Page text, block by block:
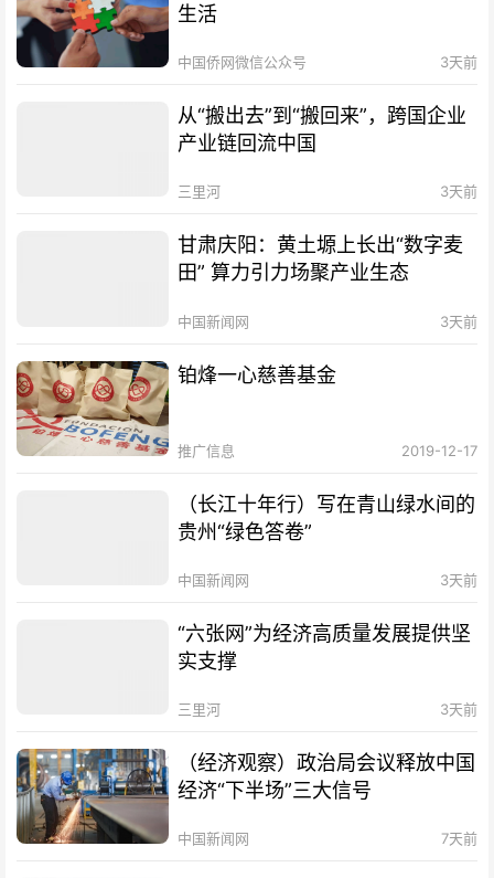
生活
中国侨网微信公众号 3天前
从“搬出去”到“搬回来”，跨国企业
产业链回流中国
三里河 3天前
甘肃庆阳：黄土塬上长出“数字麦
田” 算力引力场聚产业生态
中国新闻网 3天前
铂烽一心慈善基金
推广信息 2019-12-17
（长江十年行）写在青山绿水间的
贵州“绿色答卷”
中国新闻网 3天前
“六张网”为经济高质量发展提供坚
实支撑
三里河 3天前
（经济观察）政治局会议释放中国
经济“下半场”三大信号
中国新闻网 7天前